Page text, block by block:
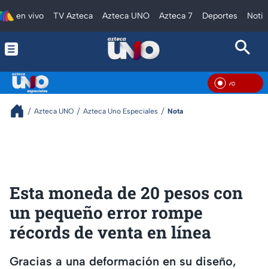
en vivo TV Azteca Azteca UNO Azteca 7 Deportes
En
Azteca UNO Azteca Uno Especiales Nota
Esta moneda de 20 pesos con
un pequeño error rompe
récords de venta en línea
Gracias a una deformación en su diseño,